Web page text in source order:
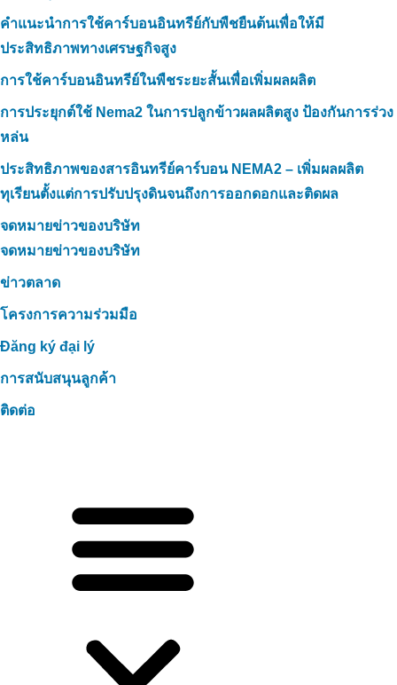
คำแนะนำการใช้คาร์บอนอินทรีย์กับพืชยืนต้นเพื่อให้มี
ประสิทธิภาพทางเศรษฐกิจสูง
การใช้คาร์บอนอินทรีย์ในพืชระยะสั้นเพื่อเพิ่มผลผลิต
การประยุกต์ใช้ Nema2 ในการปลูกข้าวผลผลิตสูง ป้องกันการร่วง
หล่น
ประสิทธิภาพของสารอินทรีย์คาร์บอน NEMA2 – เพิ่มผลผลิต
ทุเรียนตั้งแต่การปรับปรุงดินจนถึงการออกดอกและติดผล
จดหมายข่าวของบริษัท
จดหมายข่าวของบริษัท
ข่าวตลาด
โครงการความร่วมมือ
Đăng ký đại lý
การสนับสนุนลูกค้า
ติดต่อ